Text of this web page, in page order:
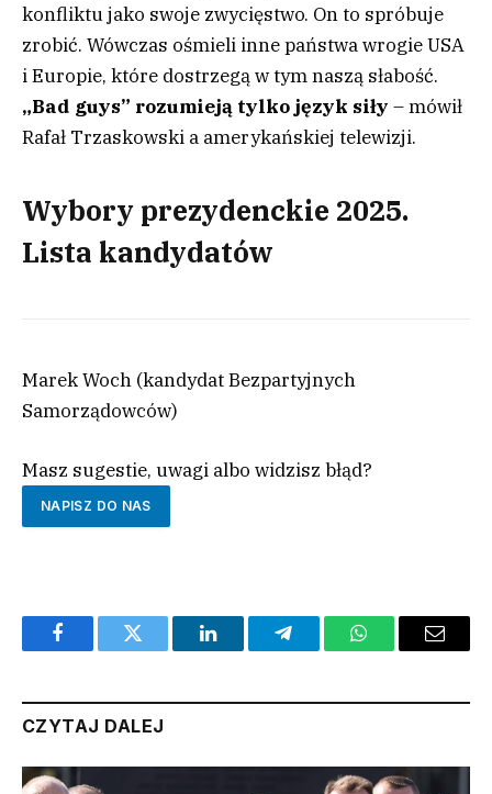
konfliktu jako swoje zwycięstwo. On to spróbuje
zrobić. Wówczas ośmieli inne państwa wrogie USA
i Europie, które dostrzegą w tym naszą słabość.
„Bad guys” rozumieją tylko język siły – mówił
Rafał Trzaskowski a amerykańskiej telewizji.
Wybory prezydenckie 2025.
Lista kandydatów
Marek Woch (kandydat Bezpartyjnych
Samorządowców)
Masz sugestie, uwagi albo widzisz błąd?
NAPISZ DO NAS
FacebookTwitter LinkedInTelegramWhatsAppEmail
CZYTAJ DALEJ